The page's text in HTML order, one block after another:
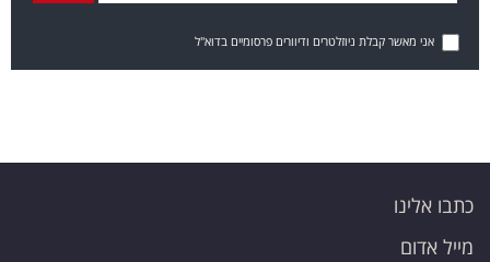
אני מאשר קבלת ניוזלטרים ודיוורים פרסומיים בדוא"ל
כתבו אלינו
מייל אדום